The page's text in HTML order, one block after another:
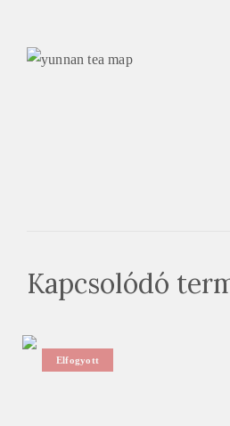
Kapcsolódó
Elfogyott